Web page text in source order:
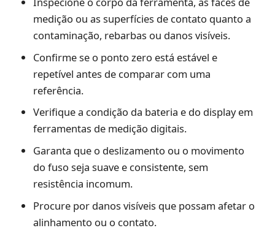
medição ou as superfícies de contato quanto a
contaminação, rebarbas ou danos visíveis.
Confirme se o ponto zero está estável e
repetível antes de comparar com uma
referência.
Verifique a condição da bateria e do display em
ferramentas de medição digitais.
Garanta que o deslizamento ou o movimento
do fuso seja suave e consistente, sem
resistência incomum.
Procure por danos visíveis que possam afetar o
alinhamento ou o contato.